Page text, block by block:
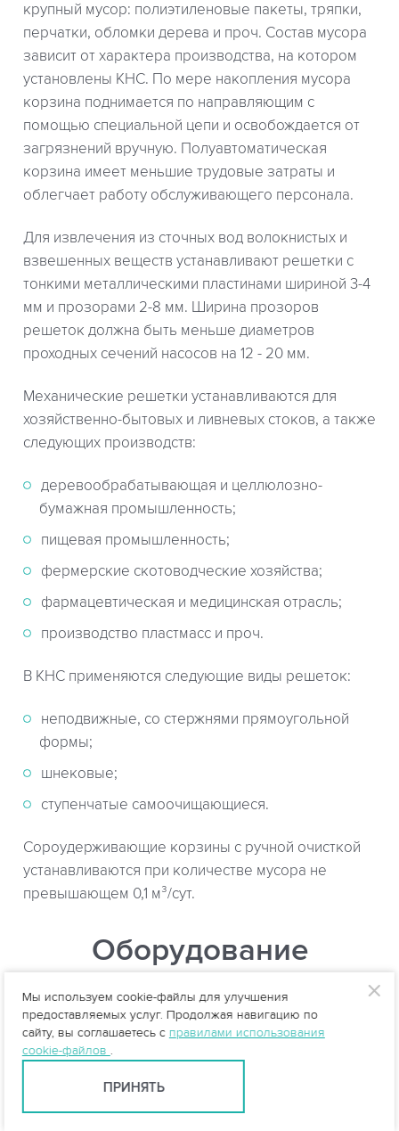
крупный мусор: полиэтиленовые пакеты, тряпки,
перчатки, обломки дерева и проч. Состав мусора
зависит от характера производства, на котором
установлены КНС. По мере накопления мусора
корзина поднимается по направляющим с
помощью специальной цепи и освобождается от
загрязнений вручную. Полуавтоматическая
корзина имеет меньшие трудовые затраты и
облегчает работу обслуживающего персонала.
Для извлечения из сточных вод волокнистых и
взвешенных веществ устанавливают решетки с
тонкими металлическими пластинами шириной 3-4
мм и прозорами 2-8 мм. Ширина прозоров
решеток должна быть меньше диаметров
проходных сечений насосов на 12 - 20 мм.
Механические решетки устанавливаются для
хозяйственно-бытовых и ливневых стоков, а также
следующих производств:
деревообрабатывающая и целлюлозно-
бумажная промышленность;
пищевая промышленность;
фермерские скотоводческие хозяйства;
фармацевтическая и медицинская отрасль;
производство пластмасс и проч.
В КНС применяются следующие виды решеток:
неподвижные, со стержнями прямоугольной
формы;
шнековые;
ступенчатые самоочищающиеся.
Сороудерживающие корзины с ручной очисткой
устанавливаются при количестве мусора не
превышающем 0,1 м³/сут.
Оборудование
Мы используем cookie-файлы для улучшения
предоставляемых услуг. Продолжая навигацию по
сайту, вы соглашаетесь с правилами использования
cookie-файлов .
ПРИНЯТЬ